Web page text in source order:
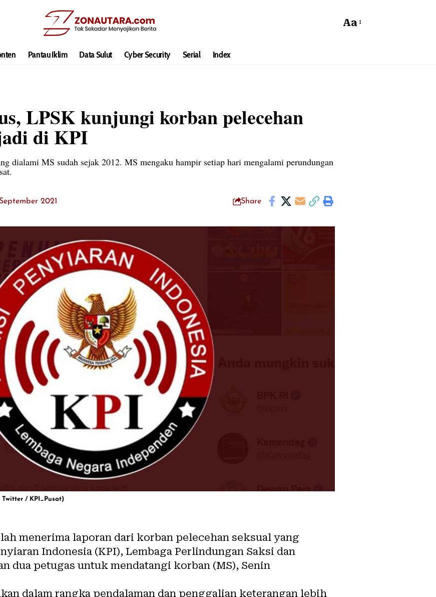
Aa
Pantau Iklim Data Sulut Cyber Security Serial Index
LPSK kunjungi korban pelecehan
di KPI
dialami MS sudah sejak 2012. MS mengaku hampir setiap hari mengalami perundungan
2021 Share
Twitter / KPI_Pusat)
menerima laporan dari korban pelecehan seksual yang
Indonesia (KPI), Lembaga Perlindungan Saksi dan
dua petugas untuk mendatangi korban (MS), Senin
dalam rangka pendalaman dan penggalian keterangan lebih